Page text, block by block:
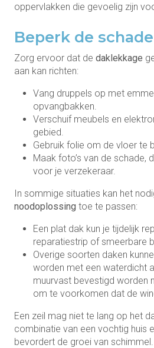
oppervlakken die gevoelig zijn
Beperk de
Zorg ervoor dat de daklekkage
aan kan richten:
Vang druppels op met
opvangbakken.
Verschuif meubels en
gebied.
Gebruik folie om de vloer te
Maak foto’s van de schade,
voor je verzekeraar.
In sommige situaties kan het
noodoplossing toe te passen:
Een plat dak kun je tijdelijk
reparatiestrip of smeerbare
Overige soorten daken
worden met een waterdicht
muurvast bevestigd worden
om te voorkomen dat de
Een zeil mag niet te lang op het
combinatie van een vochtig huis
bevordert de groei van schimmel.